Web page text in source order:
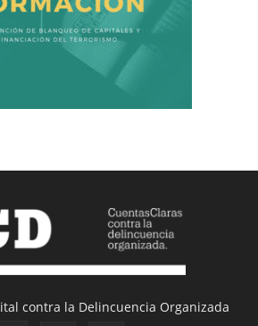
contra la Delincuencia Organizada